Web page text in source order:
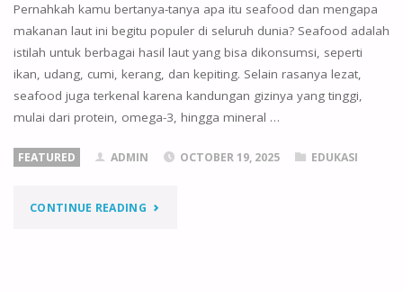
Pernahkah kamu bertanya-tanya apa itu seafood dan mengapa
makanan laut ini begitu populer di seluruh dunia? Seafood adalah
istilah untuk berbagai hasil laut yang bisa dikonsumsi, seperti
ikan, udang, cumi, kerang, dan kepiting. Selain rasanya lezat,
seafood juga terkenal karena kandungan gizinya yang tinggi,
mulai dari protein, omega-3, hingga mineral …
FEATURED ADMIN OCTOBER 19, 2025 EDUKASI
CONTINUE READING"APA